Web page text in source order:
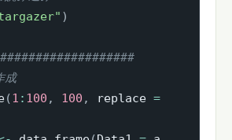
)
成
(1 : 100 , 100 , replace =